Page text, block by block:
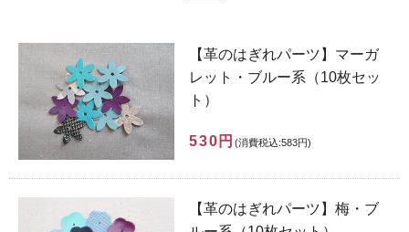
【革のはぎれパーツ】マーガ
レット・ブルー系（10枚セッ
ト）
530円 (消費税込:583円)
【革のはぎれパーツ】梅・ブ